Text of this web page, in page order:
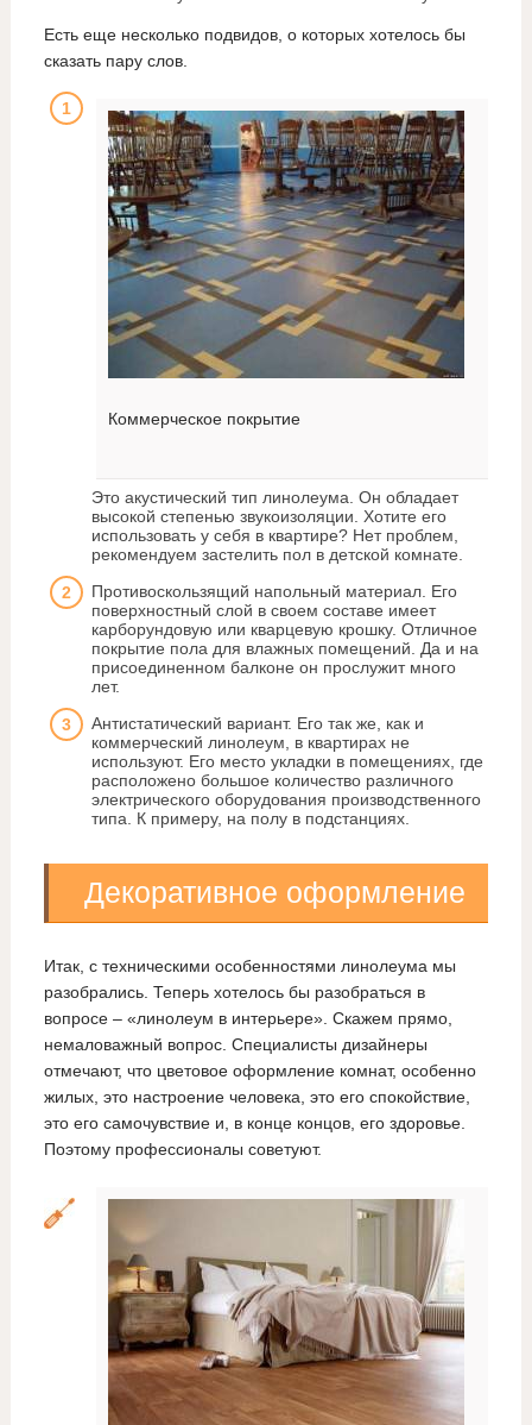
Есть еще несколько подвидов, о которых хотелось бы
сказать пару слов.
Коммерческое покрытие
Это акустический тип линолеума. Он обладает
высокой степенью звукоизоляции. Хотите его
использовать у себя в квартире? Нет проблем,
рекомендуем застелить пол в детской комнате.
Противоскользящий напольный материал. Его
поверхностный слой в своем составе имеет
карборундовую или кварцевую крошку. Отличное
покрытие пола для влажных помещений. Да и на
присоединенном балконе он прослужит много
лет.
Антистатический вариант. Его так же, как и
коммерческий линолеум, в квартирах не
используют. Его место укладки в помещениях, где
расположено большое количество различного
электрического оборудования производственного
типа. К примеру, на полу в подстанциях.
Декоративное оформление
Итак, с техническими особенностями линолеума мы
разобрались. Теперь хотелось бы разобраться в
вопросе – «линолеум в интерьере». Скажем прямо,
немаловажный вопрос. Специалисты дизайнеры
отмечают, что цветовое оформление комнат, особенно
жилых, это настроение человека, это его спокойствие,
это его самочувствие и, в конце концов, его здоровье.
Поэтому профессионалы советуют.